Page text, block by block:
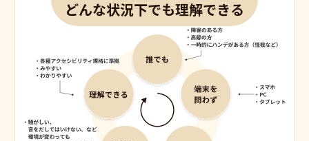
どんな状況下でも理解できる